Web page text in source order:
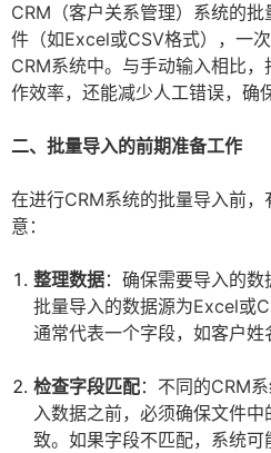
CRM（客户关系管理）系统的
件（如Excel或CSV格式），一
CRM系统中。与手动输入相比
作效率，还能减少人工错误，确
二、批量导入的前期准备工作
在进行CRM系统的批量导入前
意：
整理数据：确保需要导入的数
批量导入的数据源为Excel或
通常代表一个字段，如客户姓
检查字段匹配：不同的CRM
入数据之前，必须确保文件
致。如果字段不匹配，系统